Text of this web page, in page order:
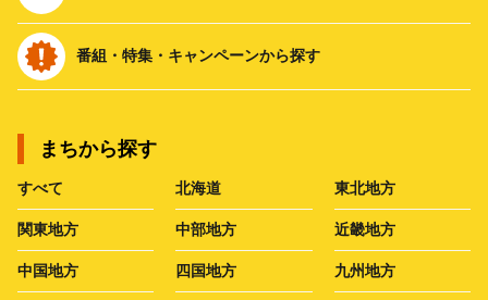
番組・特集・キャンペーンから探す
まちから探す
すべて 北海道 東北地方
関東地方 中部地方 近畿地方
中国地方 四国地方 九州地方